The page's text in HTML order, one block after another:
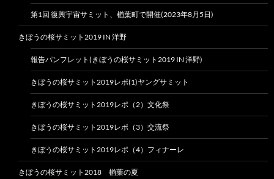
第1回 復興宇宙サミット、楢葉町で開催(2023年8月5日)
きぼうの桜サミット2019 IN 洋野
報告パンフレット(きぼうの桜サミット2019 IN 洋野)
きぼうの桜サミット2019レポ(1)ヤングサミット
きぼうの桜サミット2019レポ（2）文化祭
きぼうの桜サミット2019レポ（3）交流祭
きぼうの桜サミット2019レポ（4）フィナーレ
きぼうの桜サミット2018 楢葉の夏